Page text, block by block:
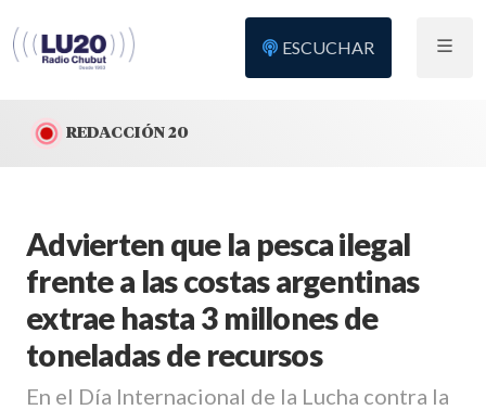
ESCUCHAR
REDACCIÓN 20
Advierten que la pesca ilegal
frente a las costas argentinas
extrae hasta 3 millones de
toneladas de recursos
En el Día Internacional de la Lucha contra la